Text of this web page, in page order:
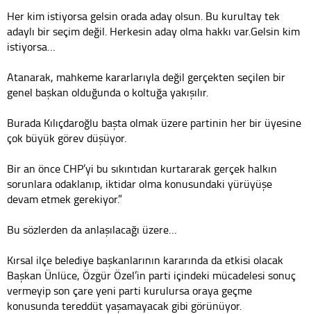
Her kim istiyorsa gelsin orada aday olsun. Bu kurultay tek
adaylı bir seçim değil. Herkesin aday olma hakkı var.Gelsin kim
istiyorsa…
Atanarak, mahkeme kararlarıyla değil gerçekten seçilen bir
genel başkan olduğunda o koltuğa yakışılır.
Burada Kılıçdaroğlu başta olmak üzere partinin her bir üyesine
çok büyük görev düşüyor.
Bir an önce CHP’yi bu sıkıntıdan kurtararak gerçek halkın
sorunlara odaklanıp, iktidar olma konusundaki yürüyüşe
devam etmek gerekiyor.”
Bu sözlerden da anlaşılacağı üzere…
Kırsal ilçe belediye başkanlarının kararında da etkisi olacak
Başkan Ünlüce, Özgür Özel’in parti içindeki mücadelesi sonuç
vermeyip son çare yeni parti kurulursa oraya geçme
konusunda tereddüt yaşamayacak gibi görünüyor.